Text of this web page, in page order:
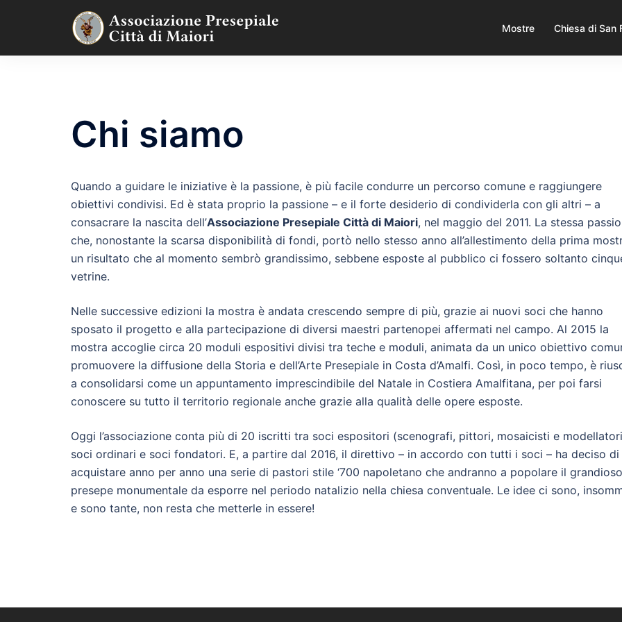
Mostre Chiesa di San
Chi siamo
Quando a guidare le iniziative è la passione, è più facile condurre un percorso comune e raggiungere
obiettivi condivisi. Ed è stata proprio la passione – e il forte desiderio di condividerla con gli altri – a
consacrare la nascita dell’Associazione Presepiale Città di Maiori, nel maggio del 2011. La stessa
che, nonostante la scarsa disponibilità di fondi, portò nello stesso anno all’allestimento della prima
un risultato che al momento sembrò grandissimo, sebbene esposte al pubblico ci fossero soltanto
vetrine.
Nelle successive edizioni la mostra è andata crescendo sempre di più, grazie ai nuovi soci che hanno
sposato il progetto e alla partecipazione di diversi maestri partenopei affermati nel campo. Al 2015 la
mostra accoglie circa 20 moduli espositivi divisi tra teche e moduli, animata da un unico obiettivo
promuovere la diffusione della Storia e dell’Arte Presepiale in Costa d’Amalfi. Così, in poco tempo, è
a consolidarsi come un appuntamento imprescindibile del Natale in Costiera Amalfitana, per poi farsi
conoscere su tutto il territorio regionale anche grazie alla qualità delle opere esposte.
Oggi l’associazione conta più di 20 iscritti tra soci espositori (scenografi, pittori, mosaicisti e
soci ordinari e soci fondatori. E, a partire dal 2016, il direttivo – in accordo con tutti i soci – ha deciso di
acquistare anno per anno una serie di pastori stile ‘700 napoletano che andranno a popolare il grandioso
presepe monumentale da esporre nel periodo natalizio nella chiesa conventuale. Le idee ci sono,
e sono tante, non resta che metterle in essere!